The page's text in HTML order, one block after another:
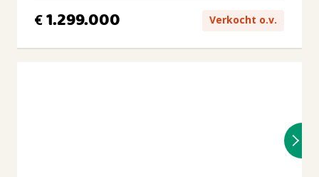
€1.299.000 Verkocht o.v.